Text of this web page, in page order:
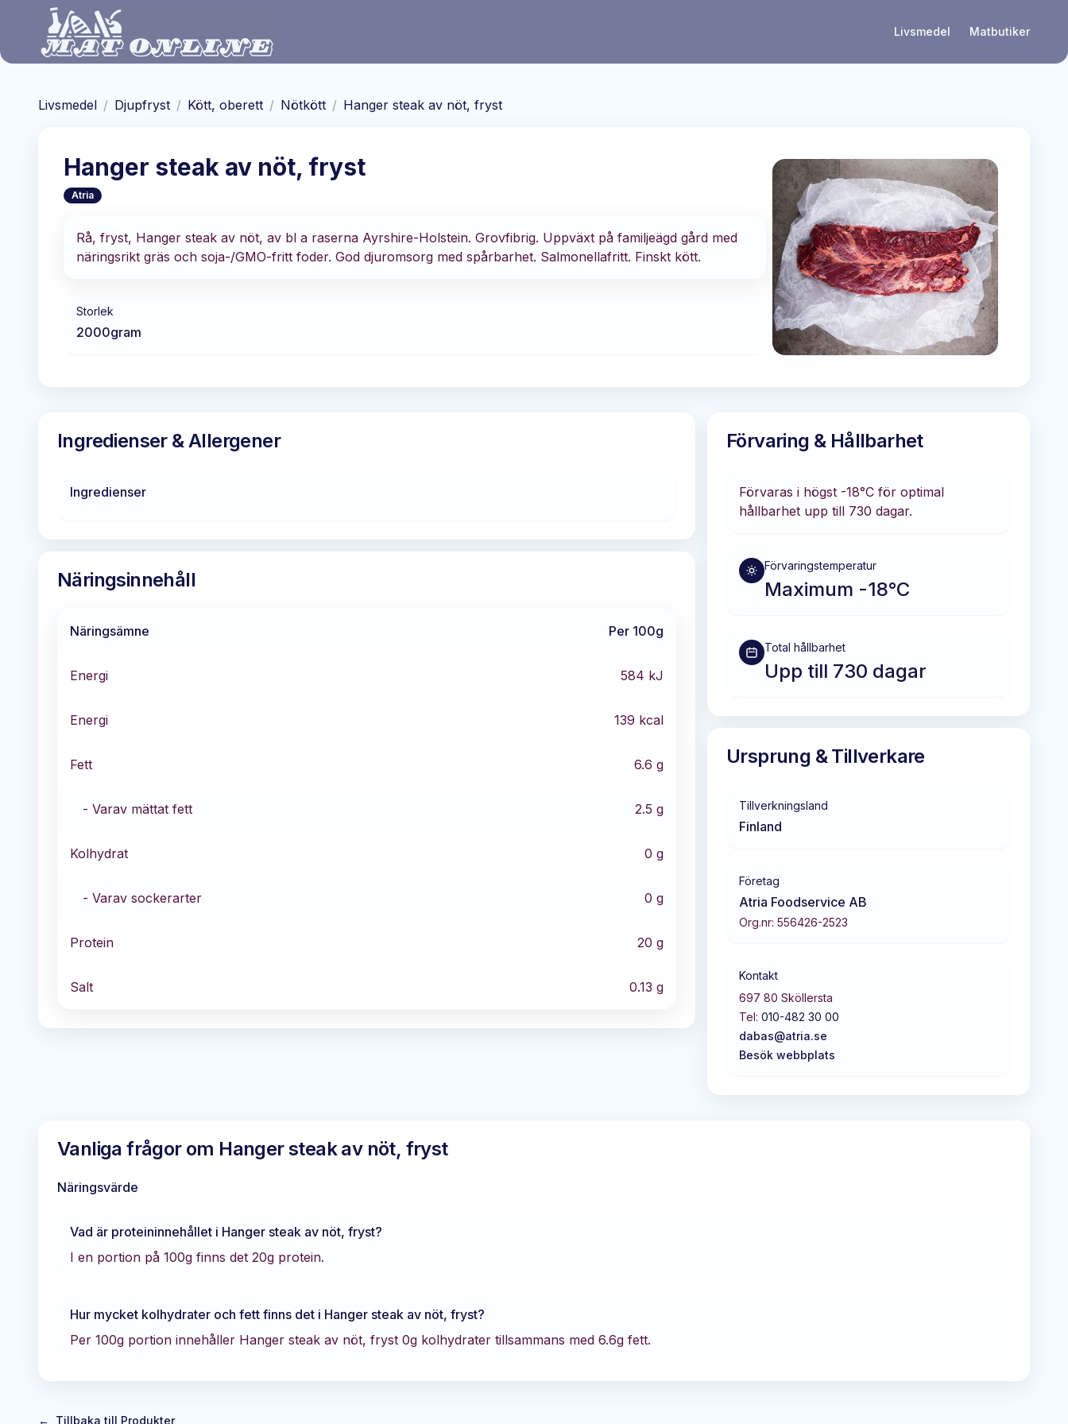
Hoppa till huvudinnehåll
Livsmedel Matbutiker
Livsmedel / Djupfryst / Kött, oberett / Nötkött / Hanger steak av nöt, fryst
Hanger steak av nöt, fryst
Atria
Rå, fryst, Hanger steak av nöt, av bl a raserna Ayrshire-Holstein. Grovfibrig. Uppväxt på familjeägd gård med
näringsrikt gräs och soja-/GMO-fritt foder. God djuromsorg med spårbarhet. Salmonellafritt. Finskt kött.
Storlek
2000gram
Ingredienser & Allergener
Ingredienser
Näringsinnehåll
Näringsämne Per 100g
Energi 584 kJ
Energi 139 kcal
Fett 6.6 g
- Varav mättat fett 2.5 g
Kolhydrat 0 g
- Varav sockerarter 0 g
Protein 20 g
Salt 0.13 g
Förvaring & Hållbarhet
Förvaras i högst -18°C för optimal
hållbarhet upp till 730 dagar.
Förvaringstemperatur
Maximum -18°C
Total hållbarhet
Upp till 730 dagar
Ursprung & Tillverkare
Tillverkningsland
Finland
Företag
Atria Foodservice AB
Org.nr: 556426-2523
Kontakt
697 80 Sköllersta
Tel: 010-482 30 00
dabas@atria.se
Besök webbplats
Vanliga frågor om Hanger steak av nöt, fryst
Näringsvärde
Vad är proteininnehållet i Hanger steak av nöt, fryst?
I en portion på 100g finns det 20g protein.
Hur mycket kolhydrater och fett finns det i Hanger steak av nöt, fryst?
Per 100g portion innehåller Hanger steak av nöt, fryst 0g kolhydrater tillsammans med 6.6g fett.
← Tillbaka till Produkter